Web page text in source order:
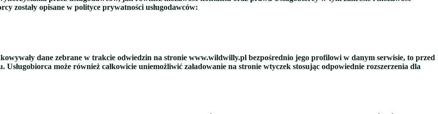
zostały opisane w polityce prywatności usługodawców:
dane zebrane w trakcie odwiedzin na stronie www.wildwilly.pl bezpośrednio jego profilowi w danym serwisie, to przed
może również całkowicie uniemożliwić załadowanie na stronie wtyczek stosując odpowiednie rozszerzenia dla